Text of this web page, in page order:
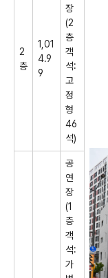
2
층
1,01
4.9
9
장
(2
층
객
석:
고
정
형
46
석)
공
연
장
(1
층
객
석:
가